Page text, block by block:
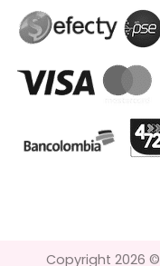
Copyright 2026 ©